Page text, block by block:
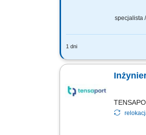
specjalista
1 dni
Analiza